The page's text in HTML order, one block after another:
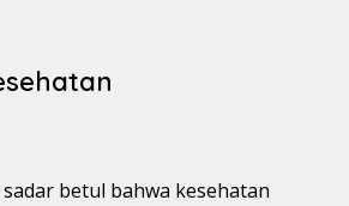
betul bahwa kesehatan